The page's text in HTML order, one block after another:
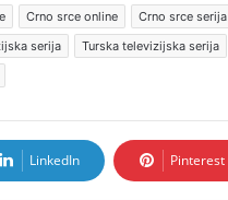
Crno srce online Crno srce serija
serija Turska televizijska serija
LinkedIn Pinterest